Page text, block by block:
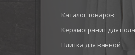
Каталог товаров
Керамогранит для пола
Плитка для ванной